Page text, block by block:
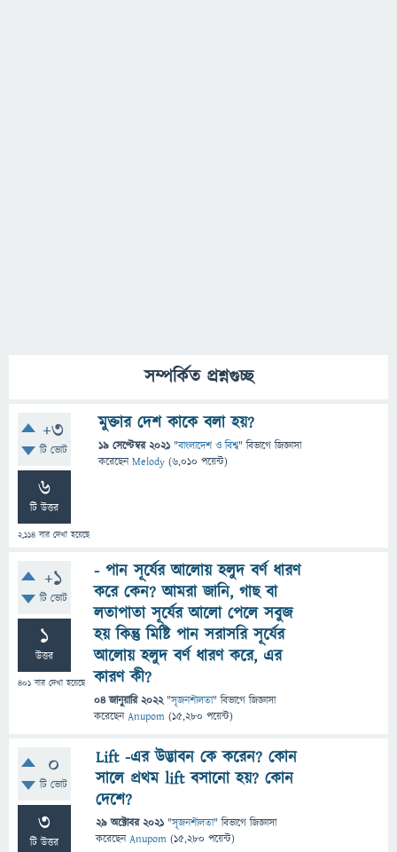
সম্পর্কিত প্রশ্নগুচ্ছ
+3
টি ভোট
6
টি উত্তর
2,114 বার দেখা হয়েছে
মুক্তার দেশ কাকে বলা হয়?
19 সেপ্টেম্বর 2021 "বাংলাদেশ ও বিশ্ব" বিভাগে জিজ্ঞাসা
করেছেনMelody (6,010 পয়েন্ট)
+1
টি ভোট
1
উত্তর
401 বার দেখা হয়েছে
- পান সূর্যের আলোয় হলুদ বর্ণ ধারণ
করে কেন? আমরা জানি, গাছ বা
লতাপাতা সূর্যের আলো পেলে সবুজ
হয় কিন্তু মিষ্টি পান সরাসরি সূর্যের
আলোয় হলুদ বর্ণ ধারণ করে, এর
কারণ কী?
04 জানুয়ারি 2022 "সৃজনশীলতা" বিভাগে জিজ্ঞাসা
করেছেনAnupom (15,280 পয়েন্ট)
0
টি ভোট
3
টি উত্তর
Lift -এর উদ্ভাবন কে করেন? কোন
সালে প্রথম lift বসানো হয়? কোন
দেশে?
29 অক্টোবর 2021 "সৃজনশীলতা" বিভাগে জিজ্ঞাসা
করেছেনAnupom (15,280 পয়েন্ট)